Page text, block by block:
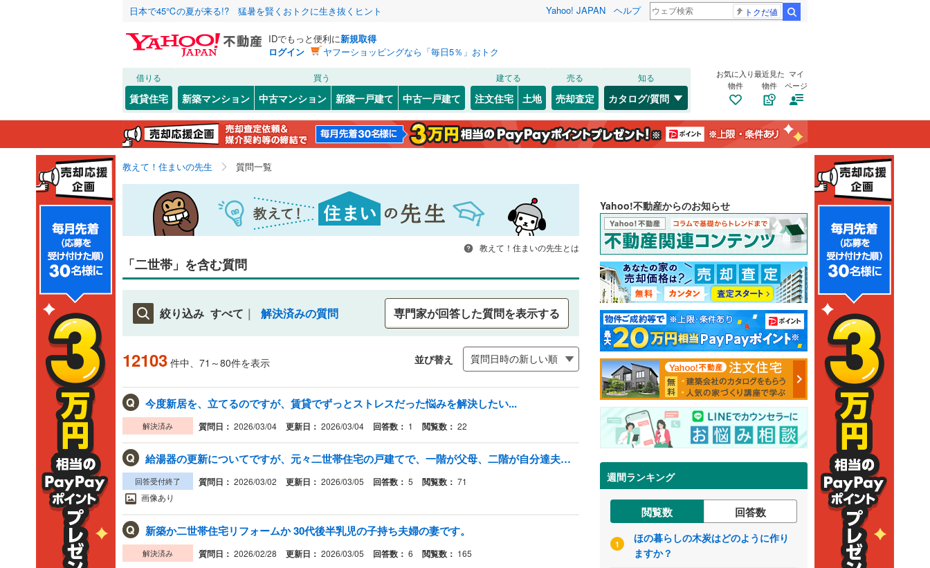
日本で45℃の夏が来る!? 猛暑を賢くおトクに生き抜くヒント Yahoo! JAPAN ヘルプ トクだ値
IDでもっと便利に新規取得
ログイン
ヤフーショッピングなら「毎日5％」おトク
借りる
賃貸住宅
買う
新築マンション 中古マンション 新築一戸建て 中古一戸建て
建てる
注文住宅 土地
売る
売却査定
知る
カタログ/質問
お気に入り
物件
最近見た
物件
マイ
ページ
教えて！住まいの先生 質問一覧
教えて！住まいの先生とは
「二世帯」を含む質問
絞り込み すべて 解決済みの質問 専門家が回答した質問を表示する
12103 件中、71～80件を表示 並び替え
Q 今度新居を、立てるのですが、賃貸でずっとストレスだった悩みを解決したい...
解決済み 質問日： 2026/03/04 更新日： 2026/03/04 回答数： 1 閲覧数： 22
Q 給湯器の更新についてですが、元々二世帯住宅の戸建てで、一階が父母、二階が自分達夫婦と子供3名の5名が住んでいました。
回答受付終了 質問日： 2026/03/02 更新日： 2026/03/05 回答数： 5 閲覧数： 71
画像あり
Q 新築か二世帯住宅リフォームか 30代後半乳児の子持ち夫婦の妻です。
解決済み 質問日： 2026/02/28 更新日： 2026/03/05 回答数： 6 閲覧数： 165
Yahoo!不動産からのお知らせ
週間ランキング
閲覧数 回答数
1
ほの暮らしの木炭はどのように作り
ますか？